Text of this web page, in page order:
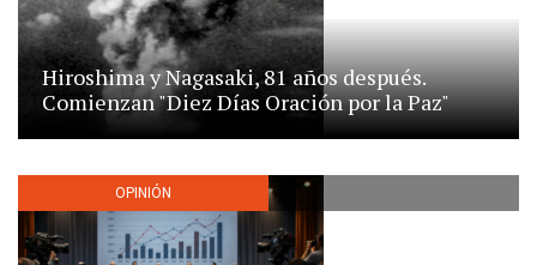
Hiroshima y Nagasaki, 81 años después.
Comienzan "Diez Días Oración por la Paz"
OPINIÓN